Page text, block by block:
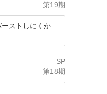
第19期
ストしにくか
SP
第18期